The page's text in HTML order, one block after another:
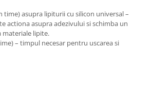
time) asupra lipiturii cu silicon universal –
actiona asupra adezivului si schimba un
materiale lipite.
– timpul necesar pentru uscarea si